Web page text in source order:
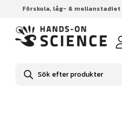
Förskola, låg- & mellanstadiet
Produktsökning
Hem Förskola, låg- &
Undersökande
Gräv och